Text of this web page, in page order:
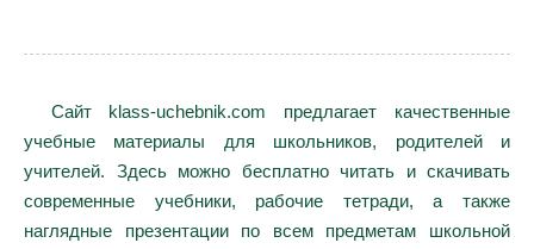
Сайт klass-uchebnik.com предлагает качественные
учебные материалы для школьников, родителей и
учителей. Здесь можно бесплатно читать и скачивать
современные учебники, рабочие тетради, а также
наглядные презентации по всем предметам школьной